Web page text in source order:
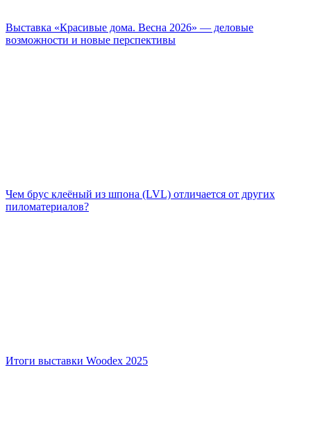
Выставка «Красивые дома. Весна 2026» — деловые
возможности и новые перспективы
Чем брус клеёный из шпона (LVL) отличается от других
пиломатериалов?
Итоги выставки Woodex 2025